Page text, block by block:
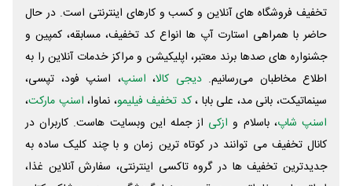
تخفیف فروشگاه های آنلاین و کسب و‌ کارهای اینترنتی است. در حال
حاضر با همراهی استارت آپ ها انواع کد تخفیف، مسابقه، کمپین و
جشنواره های صدها برند معتبر، اپلیکیشن و مراکز خدمات آنلاین را به
اطلاع مخاطبان می‌رسانیم. دیجی کالا، اسنپ، اسنپ فود، تپسی،
سینماتیکت، بانی مد، علی‌ بابا ،کد تخفیف فیلیمو، نماوا، اسنپ مارکت،
اسنپ شاپ، باسلام و ازکی از جمله این وبسایت ‌هاست. کاربران در
کانال تخفیف می توانند در کوتاه ترین زمان و با چند کلیک ساده به
جدیدترین تخفیف ها در گروه تاکسی اینترنتی، سفارش آنلاین غذا،